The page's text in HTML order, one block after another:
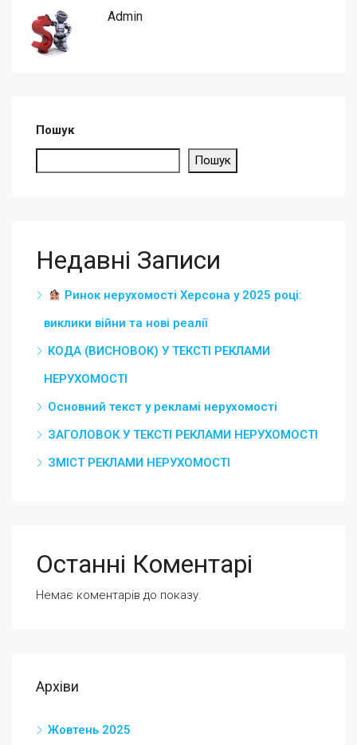
Admin
Пошук
Пошук
Недавні Записи
Ринок нерухомості Херсона у 2025 році:
виклики війни та нові реалії
КОДА (ВИСНОВОК) У ТЕКСТІ РЕКЛАМИ
НЕРУХОМОСТІ
Основний текст у рекламі нерухомості
ЗАГОЛОВОК У ТЕКСТІ РЕКЛАМИ НЕРУХОМОСТІ
ЗМІСТ РЕКЛАМИ НЕРУХОМОСТІ
Останні Коментарі
Немає коментарів до показу.
Архіви
Жовтень 2025